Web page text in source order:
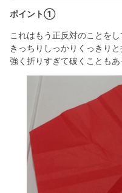
ポイント①
これはもう正反対のことをし
きっちりしっかりくっきり
強く折りすぎて破くこともあ